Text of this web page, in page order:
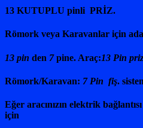
13 KUTUPLU pinli PRİZ.
Römork veya Karavanlar için
13 pin den 7pine. Araç:13 Pin priz
Römork/Karavan: 7 Pin fiş.
Eğer aracınızın elektrik bağlantısı
için